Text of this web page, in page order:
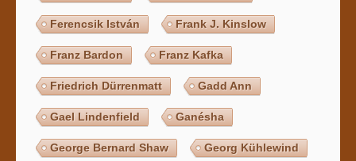
Ferencsik István Frank J. Kinslow
Franz Bardon Franz Kafka
Friedrich Dürrenmatt Gadd Ann
Gael Lindenfield Ganésha
George Bernard Shaw Georg Kühlewind